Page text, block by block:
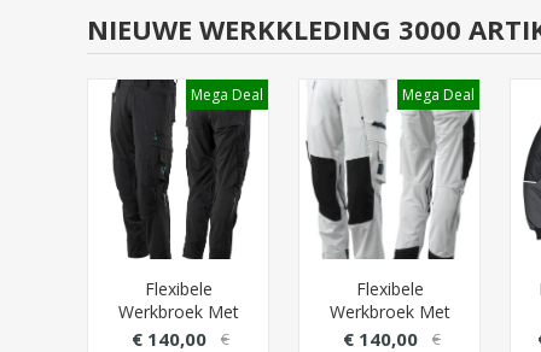
NIEUWE WERKKLEDING 3000
Mega Deal
Flexibele
Werkbroek Met
Versterkte
€ 140,00
€
Mega Deal
Flexibele
Werkbroek Met
Versterkte
€ 140,00
€